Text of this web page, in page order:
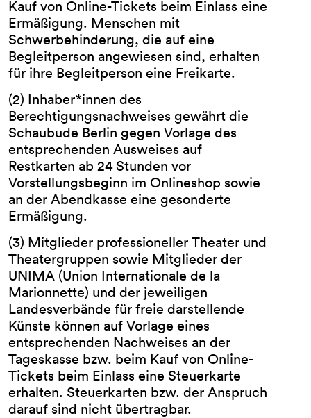
Kauf von Online-Tickets beim Einlass eine
Ermäßigung. Menschen mit
Schwerbehinderung, die auf eine
Begleitperson angewiesen sind, erhalten
für ihre Begleitperson eine Freikarte.
(2) Inhaber*innen des
Berechtigungsnachweises gewährt die
Schaubude Berlin gegen Vorlage des
entsprechenden Ausweises auf
Restkarten ab 24 Stunden vor
Vorstellungsbeginn im Onlineshop sowie
an der Abendkasse eine gesonderte
Ermäßigung.
(3) Mitglieder professioneller Theater und
Theatergruppen sowie Mitglieder der
UNIMA (Union Internationale de la
Marionnette) und der jeweiligen
Landesverbände für freie darstellende
Künste können auf Vorlage eines
entsprechenden Nachweises an der
Tageskasse bzw. beim Kauf von Online-
Tickets beim Einlass eine Steuerkarte
erhalten. Steuerkarten bzw. der Anspruch
darauf sind nicht übertragbar.